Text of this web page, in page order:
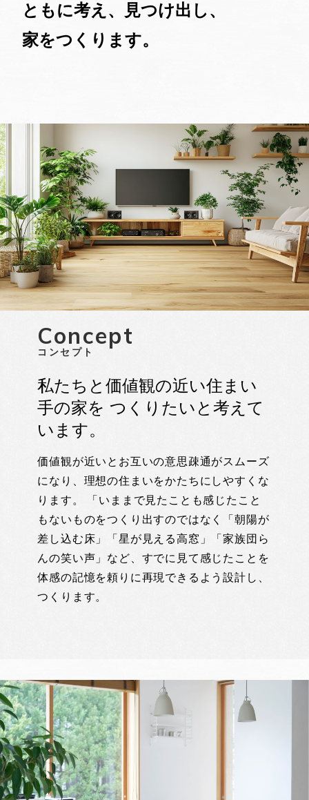
ともに考え、見つけ出し、
家をつくります。
Concept
コンセプト
私たちと価値観の近い住まい
手の家を つくりたいと考えて
います。
価値観が近いとお互いの意思疎通がスムーズ
になり、理想の住まいをかたちにしやすくな
ります。 「いままで見たことも感じたこと
もないものをつくり出すのではなく「朝陽が
差し込む床」「星が見える高窓」「家族団ら
んの笑い声」など、すでに見て感じたことを
体感の記憶を頼りに再現できるよう設計し、
つくります。